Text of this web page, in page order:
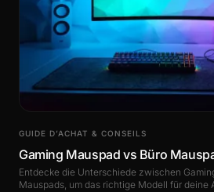
GUIDE D’ACHAT & CONSEILS
Gaming Mauspad vs Büro
Entdecke die Unterschiede zwischen
Mauspads, um das richtige Modell für deine